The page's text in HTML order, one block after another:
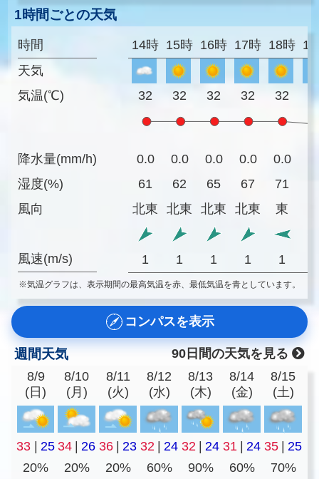
1時間ごとの天気
時間
天気
気温(℃)
降水量(mm/h)
湿度(%)
風向
風速(m/s)
14時 15時 16時 17時 18時
32 32 32 32 32
0.0 0.0 0.0 0.0 0.0
61
62 65 67 71
北東
北東 北東 北東 東
1 1 1 1 1
※気温グラフは、表示期間の最高気温を赤、最低気温を青としています。
コンパスを表示
週間天気
90日間の天気を見る
8/9
(日)
8/10
(月)
8/11
(火)
8/12
(水)
8/13
(木)
8/14
(金)
8/15
(土)
33 | 25 34 | 26 36 | 23 32 | 24 32 | 24 31 | 24 35 | 25
20%
20% 20% 60% 90% 60% 70%